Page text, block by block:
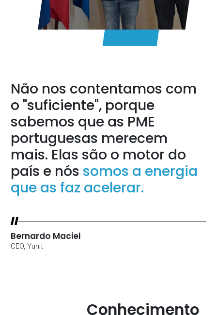
Não nos contentamos com
o "suficiente", porque
sabemos que as PME
portuguesas merecem
mais. Elas são o motor do
país e nós somos a energia
que as faz acelerar.
Bernardo Maciel
CEO, Yunit
Conhecimento